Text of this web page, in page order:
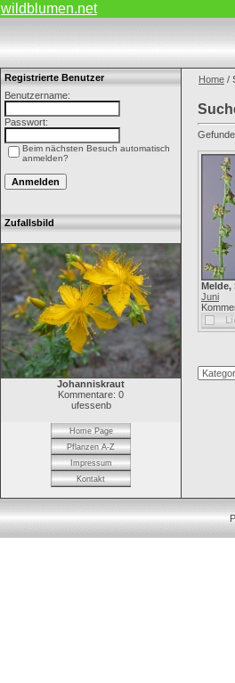
wildblumen.net
Registrierte Benutzer
Benutzername:
Passwort:
Beim nächsten Besuch automatisch
anmelden?
Zufallsbild
Johanniskraut
Kommentare: 0
ufessenb
Home Page
Pflanzen A-Z
Impressum
Kontakt
Home /
Melde,
Juni